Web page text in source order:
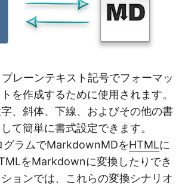
レーンテキスト記号でフォーマッ
を作成するために使用されます。
、斜体、下線、およびその他の書
て簡単に書式設定できます。
グラムでMarkdownMDをHTMLに
をMarkdownに変換したりでき
ョンでは、これらの変換シナリオ